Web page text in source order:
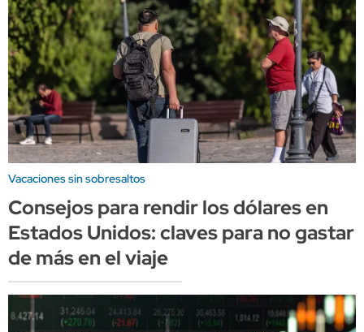
Vacaciones sin sobresaltos
Consejos para rendir los dólares en
Estados Unidos: claves para no gastar
de más en el viaje